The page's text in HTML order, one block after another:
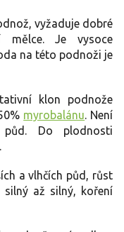
vyžaduje dobré
Je vysoce
na této podnoži je
klon podnože
myrobalánu . Není
Do plodnosti
a vlhčích půd, růst
až silný, koření